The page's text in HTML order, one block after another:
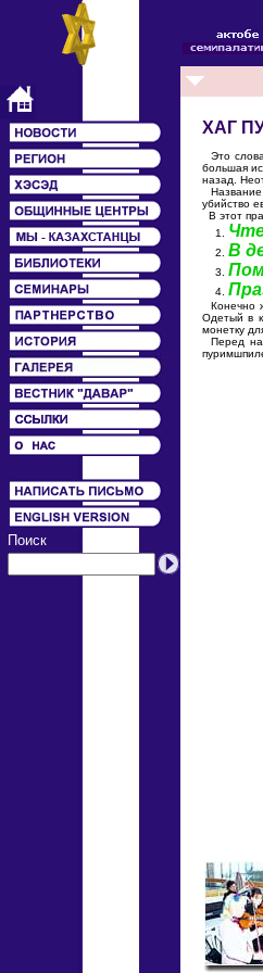
Поиск
ХАГ
Это
большая
назад.
убийство
В этот
1.
2. В
3.
4.
Конечно
Одетый в
монетку
Перед